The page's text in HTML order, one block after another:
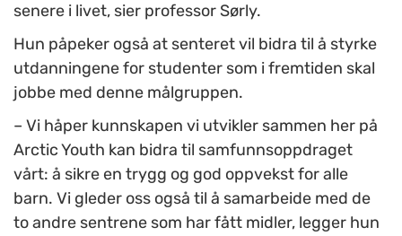
senere i livet, sier professor Sørly.
Hun påpeker også at senteret vil bidra til å styrke
utdanningene for studenter som i fremtiden skal
jobbe med denne målgruppen.
– Vi håper kunnskapen vi utvikler sammen her på
Arctic Youth kan bidra til samfunnsoppdraget
vårt: å sikre en trygg og god oppvekst for alle
barn. Vi gleder oss også til å samarbeide med de
to andre sentrene som har fått midler, legger hun